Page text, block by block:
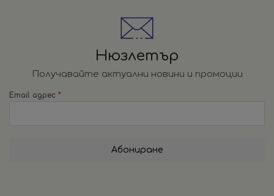
Нюзлетър
Получавайте актуални новини и промоции
Email адрес *
Абониране